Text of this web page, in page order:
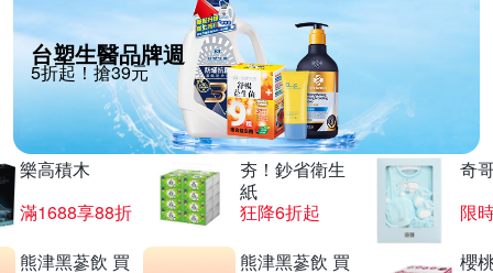
台塑生醫品牌週
5折起！搶39元
樂高積木
滿1688享88折
夯！鈔省衛生
紙
狂降6折起
奇
限
熊津黑蔘飲 買
熊津黑蔘飲 買
櫻